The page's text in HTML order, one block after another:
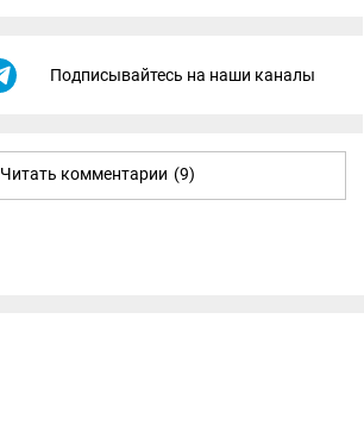
Подписывайтесь на наши каналы
Читать комментарии (9)